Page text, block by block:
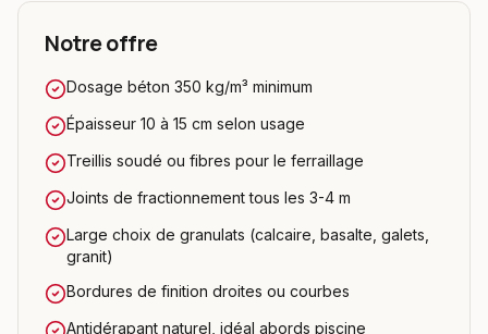
Notre offre
Dosage béton 350 kg/m³ minimum
Épaisseur 10 à 15 cm selon usage
Treillis soudé ou fibres pour le ferraillage
Joints de fractionnement tous les 3-4 m
Large choix de granulats (calcaire, basalte, galets,
granit)
Bordures de finition droites ou courbes
Antidérapant naturel, idéal abords piscine